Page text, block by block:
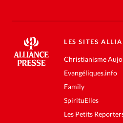
LES SITES
Christianisme
Evangéliques.info
Family
SpirituElles
Les Petits